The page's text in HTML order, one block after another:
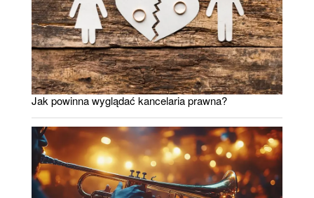
Jak powinna wyglądać kancelaria prawna?